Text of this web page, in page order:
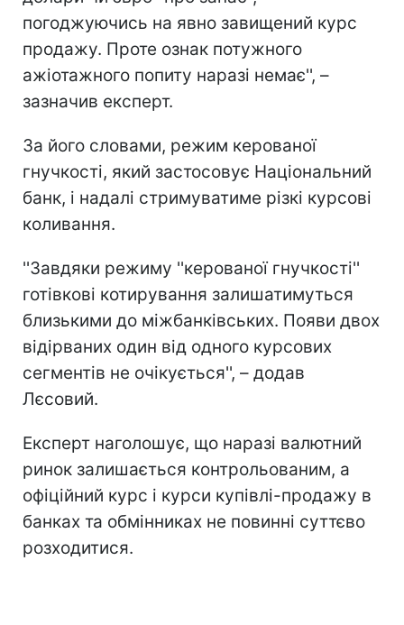
погоджуючись на явно завищений курс
продажу. Проте ознак потужного
ажіотажного попиту наразі немає'', –
зазначив експерт.
За його словами, режим керованої
гнучкості, який застосовує Національний
банк, і надалі стримуватиме різкі курсові
коливання.
''Завдяки режиму ''керованої гнучкості''
готівкові котирування залишатимуться
близькими до міжбанківських. Появи двох
відірваних один від одного курсових
сегментів не очікується'', – додав
Лєсовий.
Експерт наголошує, що наразі валютний
ринок залишається контрольованим, а
офіційний курс і курси купівлі-продажу в
банках та обмінниках не повинні суттєво
розходитися.